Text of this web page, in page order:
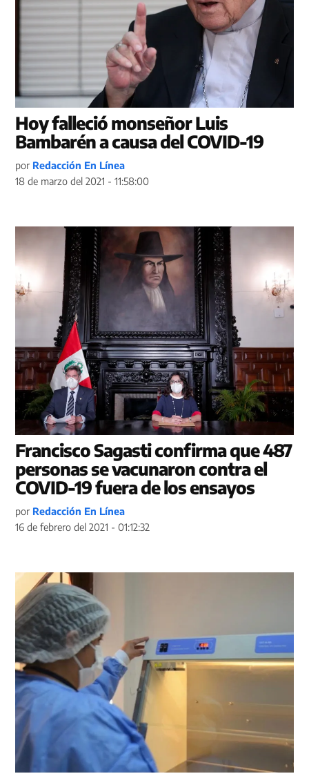
Hoy falleció monseñor Luis
Bambarén a causa del COVID-19
por Redacción En Línea
18 de marzo del 2021 - 11:58:00
Francisco Sagasti confirma que 487
personas se vacunaron contra el
COVID-19 fuera de los ensayos
por Redacción En Línea
16 de febrero del 2021 - 01:12:32